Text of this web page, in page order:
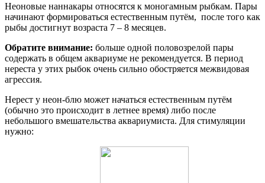
Неоновые наннакары относятся к моногамным рыбкам. Пары
начинают формироваться естественным путём, после того как
рыбы достигнут возраста 7 – 8 месяцев.
Обратите внимание: больше одной половозрелой пары
содержать в общем аквариуме не рекомендуется. В период
нереста у этих рыбок очень сильно обостряется межвидовая
агрессия.
Нерест у неон-блю может начаться естественным путём
(обычно это происходит в летнее время) либо после
небольшого вмешательства аквариумиста. Для стимуляции
нужно: